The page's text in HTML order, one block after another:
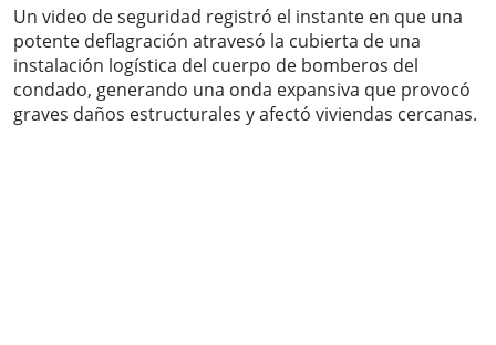
Un video de seguridad registró el instante en que una
potente deflagración atravesó la cubierta de una
instalación logística del cuerpo de bomberos del
condado, generando una onda expansiva que provocó
graves daños estructurales y afectó viviendas cercanas.